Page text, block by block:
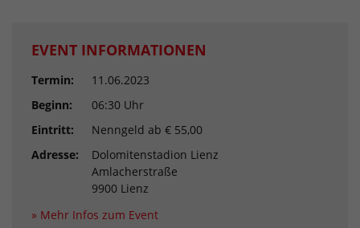
EVENT INFORMATIONEN
Termin:
11.06.2023
Beginn:
06:30 Uhr
Eintritt:
Nenngeld ab € 55,00
Adresse:
Dolomitenstadion Lienz
Amlacherstraße
9900 Lienz
» Mehr Infos zum Event